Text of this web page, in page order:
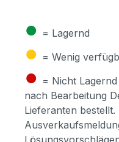
● = Lagernd
● = Wenig
● = Nicht
nach Bearbeitung
Lieferanten